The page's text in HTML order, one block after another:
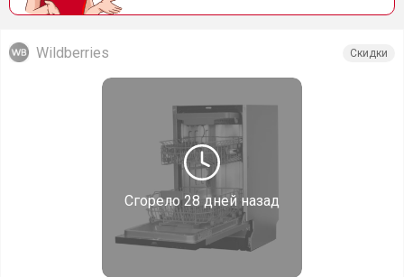
Сгорело28 дней назад
Wildberries Скидки